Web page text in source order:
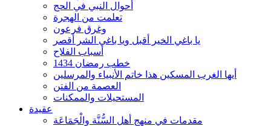
أحوال النبي في الحج
تعلمت من الهجرة
وغرق فرعون
يا باغي الخير أقبل ويا باغي الشر أقصر
أسباب الفلاح
خطب رمضان 1434
أيها الغرب المسكين هذا خاتم الأنبياء والمرسلين
العصمة من الفتن
المستحيلات والممكنات
عقيدة
مقدمات في منهج أهل السُّنَّة والْجَمَاعَة